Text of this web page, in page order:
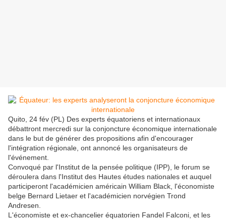
Quito, 24 fév (PL) Des experts équatoriens et internationaux
débattront mercredi sur la conjoncture économique internationale
dans le but de générer des propositions afin d'encourager
l'intégration régionale, ont annoncé les organisateurs de
l'événement.
Convoqué par l'Institut de la pensée politique (IPP), le forum se
déroulera dans l'Institut des Hautes études nationales et auquel
participeront l'académicien américain William Black, l'économiste
belge Bernard Lietaer et l'académicien norvégien Trond
Andresen.
L'économiste et ex-chancelier équatorien Fandel Falconi, et les